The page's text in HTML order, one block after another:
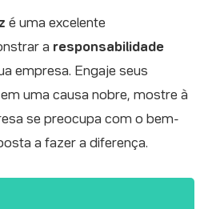
é uma excelente
a responsabilidade
empresa. Engaje seus
uma causa nobre, mostre à
se preocupa com o bem-
a fazer a diferença.